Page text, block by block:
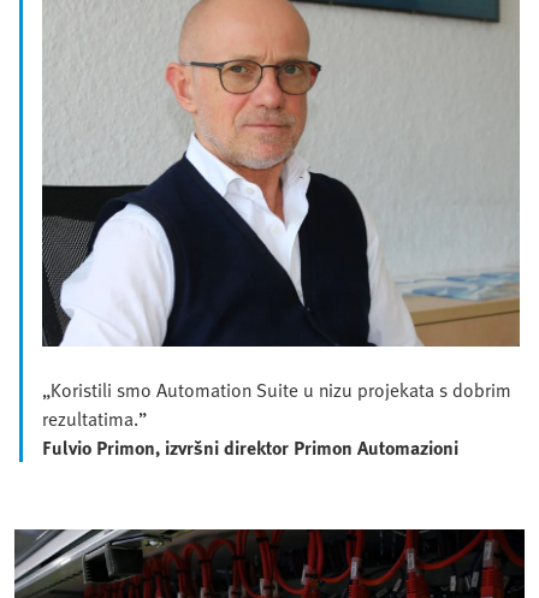
„Koristili smo Automation Suite u nizu projekata s dobrim
rezultatima.”
Fulvio Primon, izvršni direktor Primon Automazioni